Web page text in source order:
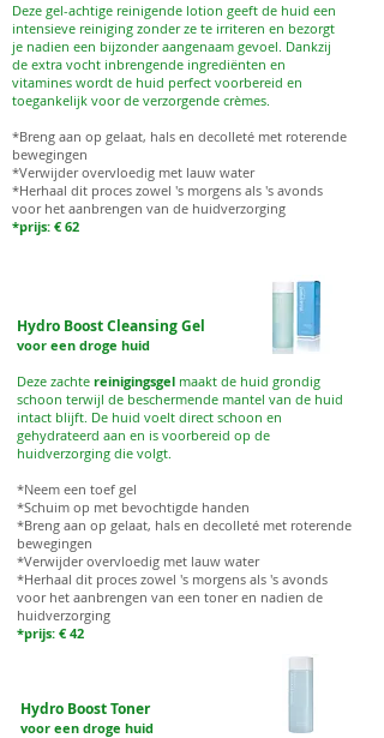
Deze gel-achtige reinigende lotion geeft de huid een
intensieve reiniging zonder ze te irriteren en bezorgt
je nadien een bijzonder aangenaam gevoel. Dankzij
de extra vocht inbrengende ingrediënten en
vitamines wordt de huid perfect voorbereid en
toegankelijk voor de verzorgende crèmes.
*Breng aan op gelaat, hals en decolleté met roterende
bewegingen
*Verwijder overvloedig met lauw water
*Herhaal dit proces zowel 's morgens als 's avonds
voor het aanbrengen van de huidverzorging
*prijs: € 62
Hydro Boost Cleansing Gel
voor een droge huid
Deze zachte reinigingsgel maakt de huid grondig
schoon terwijl de beschermende mantel van de huid
intact blijft. De huid voelt direct schoon en
gehydrateerd aan en is voorbereid op de
huidverzorging die volgt.
*Neem een toef gel
*Schuim op met bevochtigde handen
*Breng aan op gelaat, hals en decolleté met roterende
bewegingen
*Verwijder overvloedig met lauw water
*Herhaal dit proces zowel 's morgens als 's avonds
voor het aanbrengen van een toner en nadien de
huidverzorging
*prijs: € 42
Hydro Boost Toner
voor een droge huid